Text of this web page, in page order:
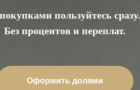
пользуйтесь сразу.
Без процентов и переплат.
Оформить долями